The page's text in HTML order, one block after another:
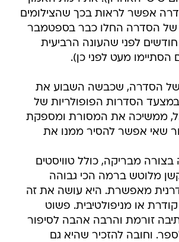
אפשר לראות בכך שהצילומים
של הסדרה החלו כבר בספטמבר
לפני שהעונה הרביעית
הסתיימו מעט לפני כן).
של הסדרה, שכבשה השבוע את
הסדרות הפופולריות של
ממשיכה את המסורת ומספקת
שאי אפשר להסיר ממנו את
מבריקה, כולל טוויסטים
מלוטש ברמה הכי גבוהה
מאפשרת. היא עושה את זה
קודרת או מניפולטיבית. פשוט
זורמת והרבה אהבה לסיפור
וחובה להזכיר שהיא גם